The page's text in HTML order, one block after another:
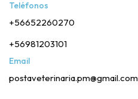
Teléfonos
+56652260270
+56981203101
Email
postaveterinaria.pm@gmail.com